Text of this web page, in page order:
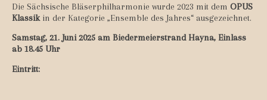
Die Sächsische Bläserphilharmonie wurde 2023 mit dem OPUS
Klassikin der Kategorie „Ensemble des Jahres“ ausgezeichnet.
Samstag, 21. Juni 2025 am Biedermeierstrand Hayna, Einlass
ab 18.45 Uhr
Eintritt: